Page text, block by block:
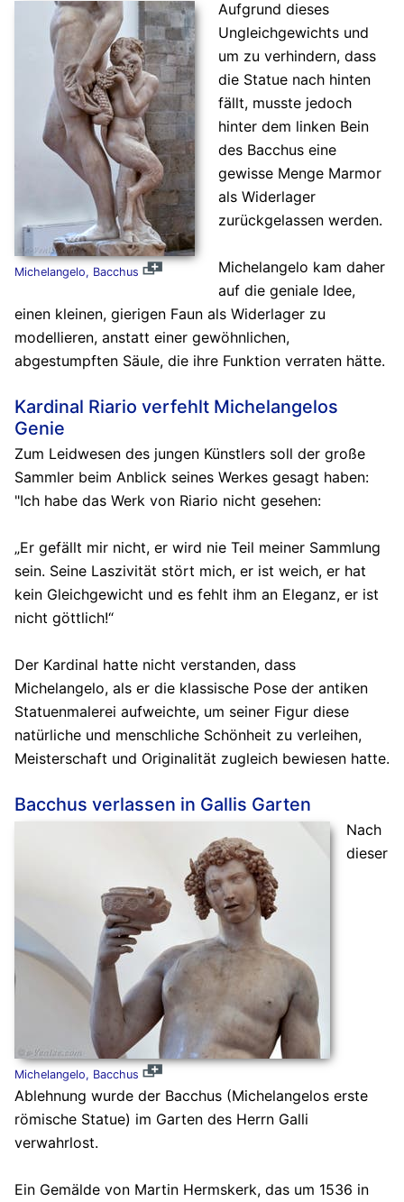
Michelangelo, Bacchus
Aufgrund dieses
Ungleichgewichts und
um zu verhindern, dass
die Statue nach hinten
fällt, musste jedoch
hinter dem linken Bein
des Bacchus eine
gewisse Menge Marmor
als Widerlager
zurückgelassen werden.
Michelangelo kam daher
auf die geniale Idee,
einen kleinen, gierigen Faun als Widerlager zu
modellieren, anstatt einer gewöhnlichen,
abgestumpften Säule, die ihre Funktion verraten hätte.
Kardinal Riario verfehlt Michelangelos
Genie
Zum Leidwesen des jungen Künstlers soll der große
Sammler beim Anblick seines Werkes gesagt haben:
"Ich habe das Werk von Riario nicht gesehen:
„Er gefällt mir nicht, er wird nie Teil meiner Sammlung
sein. Seine Laszivität stört mich, er ist weich, er hat
kein Gleichgewicht und es fehlt ihm an Eleganz, er ist
nicht göttlich!“
Der Kardinal hatte nicht verstanden, dass
Michelangelo, als er die klassische Pose der antiken
Statuenmalerei aufweichte, um seiner Figur diese
natürliche und menschliche Schönheit zu verleihen,
Meisterschaft und Originalität zugleich bewiesen hatte.
Bacchus verlassen in Gallis Garten
Michelangelo, Bacchus
Nach
dieser
Ablehnung wurde der Bacchus (Michelangelos erste
römische Statue) im Garten des Herrn Galli
verwahrlost.
Ein Gemälde von Martin Hermskerk, das um 1536 in